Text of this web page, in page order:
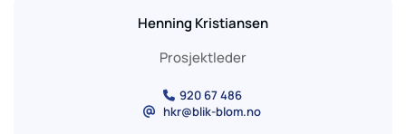
Henning Kristiansen
Prosjektleder
 920 67 486
@ hkr@blik-blom.no